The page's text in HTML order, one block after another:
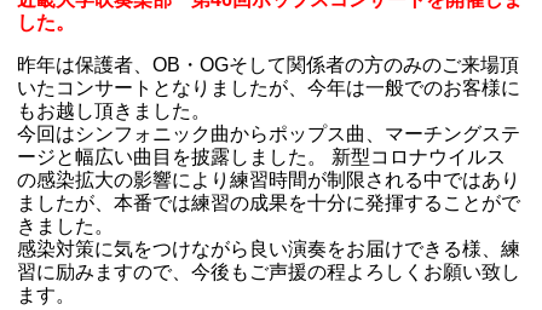
した。
昨年は保護者、OB・OGそして関係者の方のみのご来場頂
いたコンサートとなりましたが、今年は一般でのお客様に
もお越し頂きました。
今回はシンフォニック曲からポップス曲、マーチングステ
ージと幅広い曲目を披露しました。 新型コロナウイルス
の感染拡大の影響により練習時間が制限される中ではあり
ましたが、本番では練習の成果を十分に発揮することがで
きました。
感染対策に気をつけながら良い演奏をお届けできる様、練
習に励みますので、今後もご声援の程よろしくお願い致し
ます。